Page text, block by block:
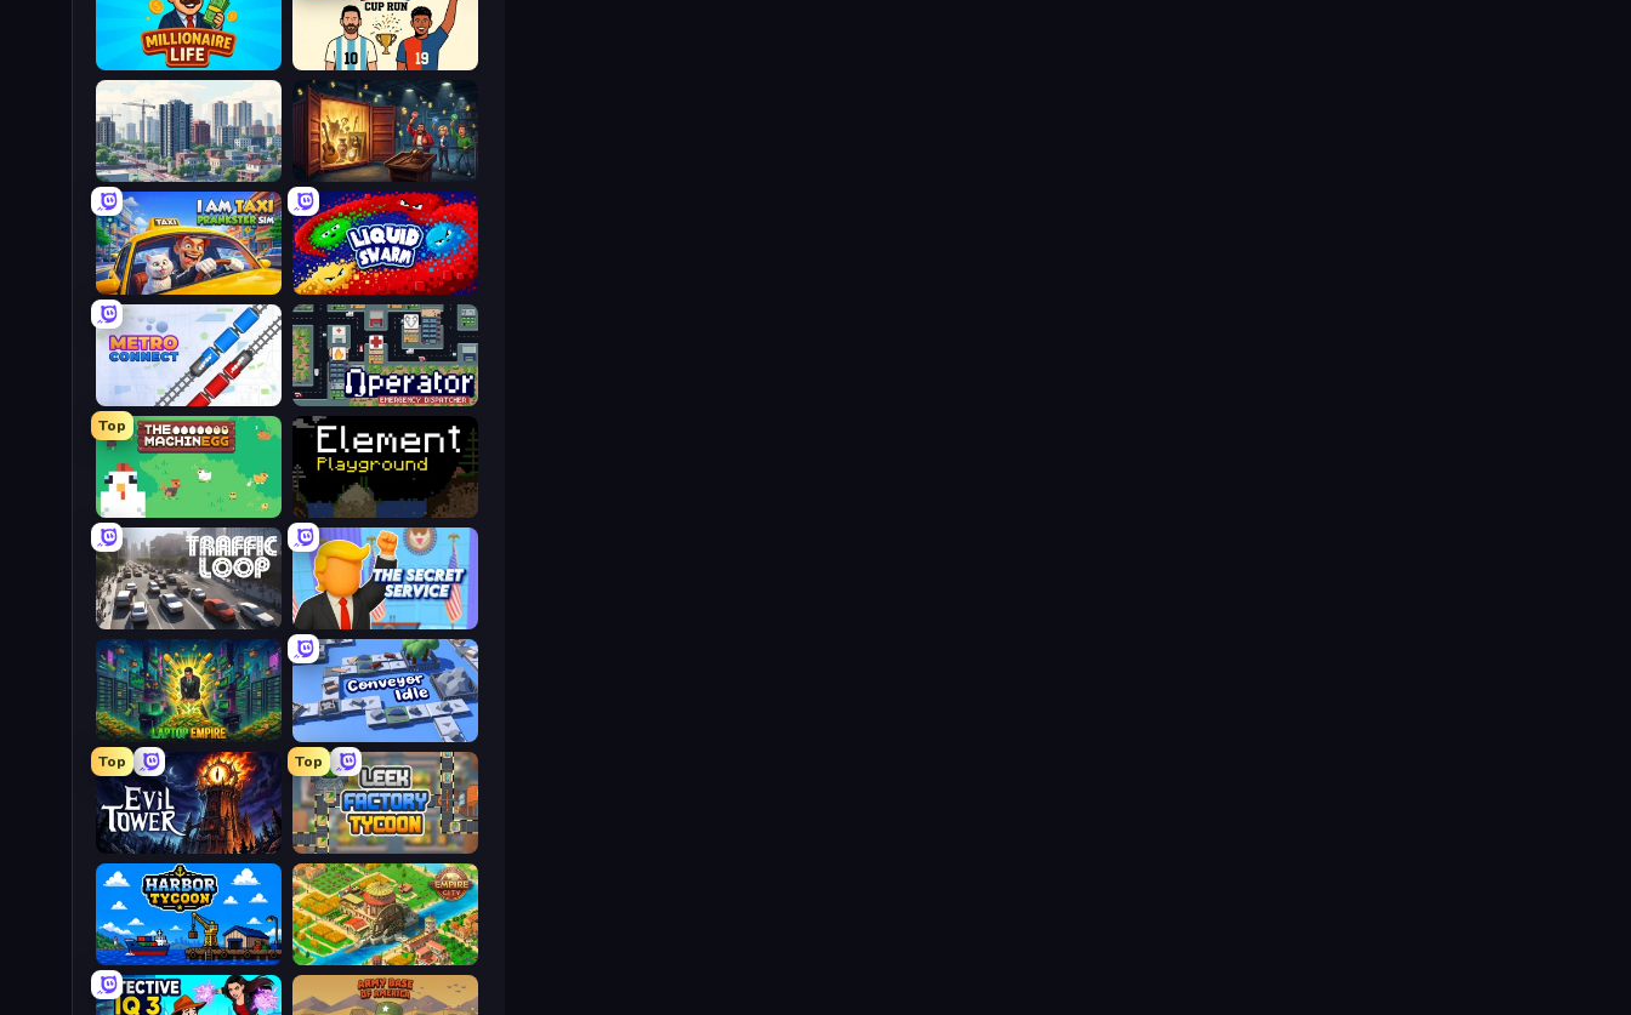
Millionaire Life
Container Auction
SuperCity 3D
Liquid Swarm
I Am Taxi Prankster Sim
Operator: Emergency Dispatcher
Metro Connect
Element Playground
Top
The MachinEGG
The Secret Service
Traffic Loop
Conveyor Idle
Laptop Empire
Top
Leek Factory Tycoon
Top
Evil Tower
Empire City
Harbor Tycoon